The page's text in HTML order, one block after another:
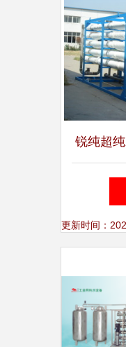
锐纯超
超纯
更新时间：